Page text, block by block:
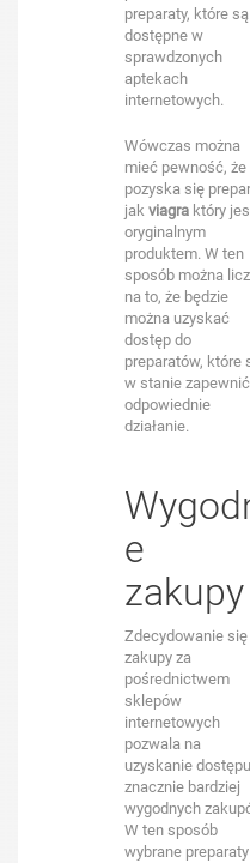
preparaty, które są
dostępne w
sprawdzonych
aptekach
internetowych.
Wówczas można
mieć pewność, że
pozyska się
jakviagra który
oryginalnym
produktem. W ten
sposób można
na to, że będzie
można uzyskać
dostęp do
preparatów, które
w stanie zapewnić
odpowiednie
działanie.
e
zakupy
Zdecydowanie się
zakupy za
pośrednictwem
sklepów
internetowych
pozwala na
uzyskanie
znacznie bardziej
wygodnych
W ten sposób
wybrane preparaty